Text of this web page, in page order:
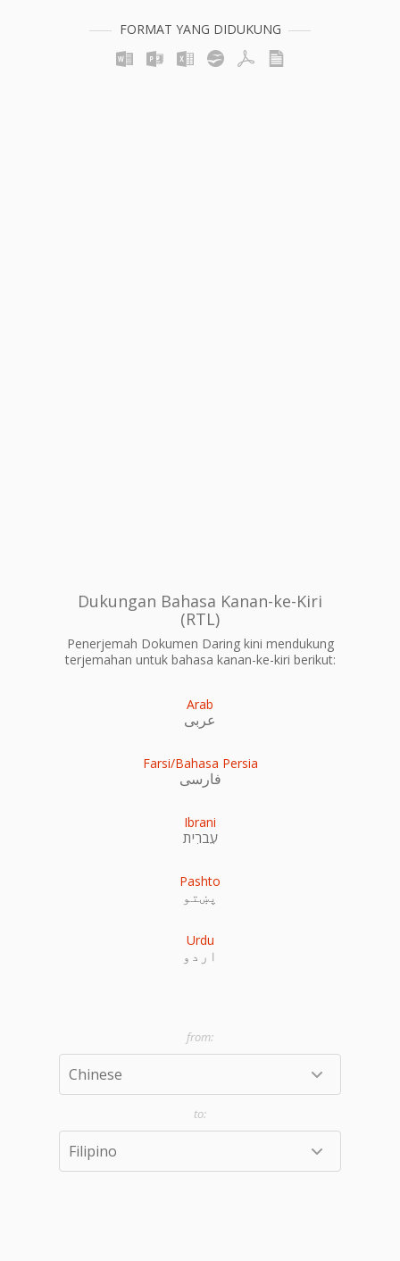
FORMAT YANG DIDUKUNG
Dukungan Bahasa Kanan-ke-Kiri
(RTL)
Penerjemah Dokumen Daring kini mendukung
terjemahan untuk bahasa kanan-ke-kiri berikut:
Arab
عربى
Farsi/Bahasa Persia
فارسی
Ibrani
עִברִית
Pashto
پښتو
Urdu
اردو